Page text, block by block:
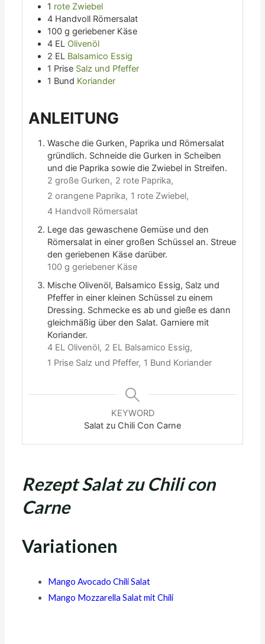
1 rote Zwiebel
4 Handvoll Römersalat
100 g geriebener Käse
4 EL Olivenöl
2 EL Balsamico Essig
1 Prise Salz und Pfeffer
1 Bund Koriander
ANLEITUNG
Wasche die Gurken, Paprika und Römersalat
gründlich. Schneide die Gurken in Scheiben
und die Paprika sowie die Zwiebel in Streifen.
2 große Gurken, 2 rote Paprika,
2 orangene Paprika, 1 rote Zwiebel,
4 Handvoll Römersalat
Lege das gewaschene Gemüse und den
Römersalat in einer großen Schüssel an. Streue
den geriebenen Käse darüber.
100 g geriebener Käse
Mische Olivenöl, Balsamico Essig, Salz und
Pfeffer in einer kleinen Schüssel zu einem
Dressing. Schmecke es ab und gieße es dann
gleichmäßig über den Salat. Garniere mit
Koriander.
4 EL Olivenöl, 2 EL Balsamico Essig,
1 Prise Salz und Pfeffer, 1 Bund Koriander
KEYWORD
Salat zu Chili Con Carne
Rezept Salat zu Chili con
Carne
Variationen
Mango Avocado Chili Salat
Mango Mozzarella Salat mit Chili